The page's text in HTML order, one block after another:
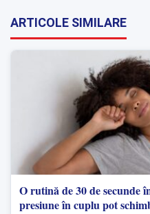
ARTICOLE SIMILARE
O rutină de 30 de secunde
presiune în cuplu pot